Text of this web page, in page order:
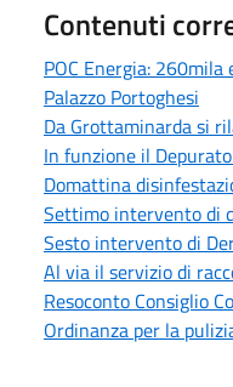
Contenuti
POC Energia:
Palazzo Portoghesi
Da Grottaminarda si
In funzione il
Domattina
Settimo intervento di
Sesto intervento di
Al via il servizio di
Resoconto Consiglio
Ordinanza per la